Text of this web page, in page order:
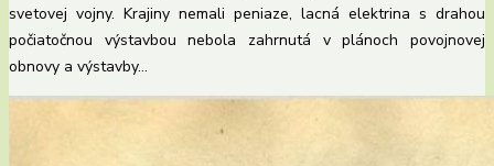
svetovej vojny. Krajiny nemali peniaze, lacná elektrina s drahou
počiatočnou výstavbou nebola zahrnutá v plánoch povojnovej
obnovy a výstavby…